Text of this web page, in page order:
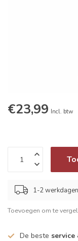
€23,99 Incl. btw
1-2 werkdagen
Toevoegen om te
De beste